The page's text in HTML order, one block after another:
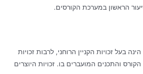
הראשון במערכת הקורסים.
בעל זכויות הקניין הרוחני, לרבות זכויות
הקורס והתכנים המועברים בו. זכויות היוצרים